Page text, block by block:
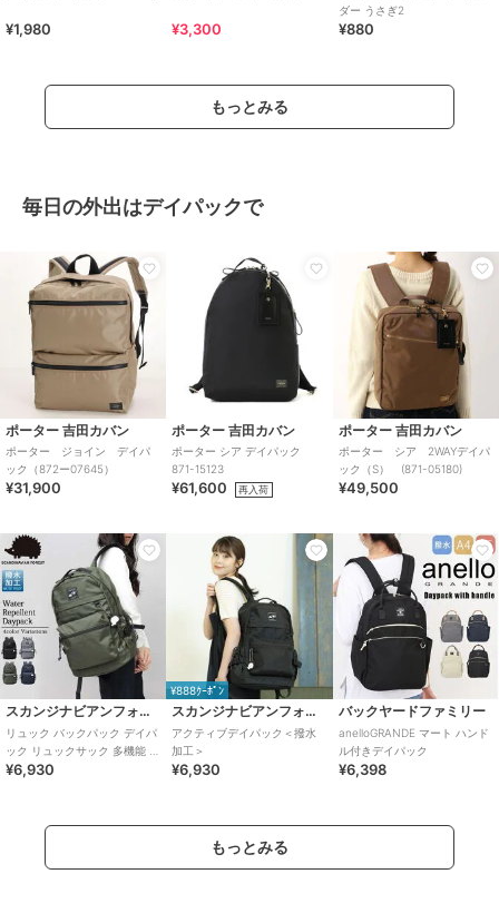
¥1,980 ¥3,300
ダー うさぎ2
¥880
もっとみる
毎日の外出はデイパックで
ポーター 吉田カバン
ポーター ジョイン デイパ
ック（872ー07645）
¥31,900
ポーター 吉田カバン
ポーター シア デイパック
871-15123
¥61,600 再入荷
ポーター 吉田カバン
ポーター シア 2WAYデイパ
ック（S） (871-05180)
¥49,500
スカンジナビアンフォレスト
リュック バックパック デイパ
ック リュックサック 多機能 レ
ディース 通勤 通学 マザーズリ
¥6,930
¥888ｸｰﾎﾟﾝ
スカンジナビアンフォレスト
アクティブデイパック＜撥水
加工＞
¥6,930
バックヤードファミリー
anelloGRANDE マート ハンド
ル付きデイパック
¥6,398
もっとみる